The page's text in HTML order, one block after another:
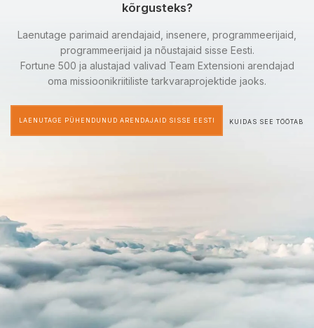
kõrgusteks?
Laenutage parimaid arendajaid, insenere, programmeerijaid,
programmeerijaid ja nõustajaid sisse Eesti.
Fortune 500 ja alustajad valivad Team Extensioni arendajad
oma missioonikriitiliste tarkvaraprojektide jaoks.
LAENUTAGE PÜHENDUNUD ARENDAJAID SISSE EESTI KUIDAS SEE TÖÖTAB